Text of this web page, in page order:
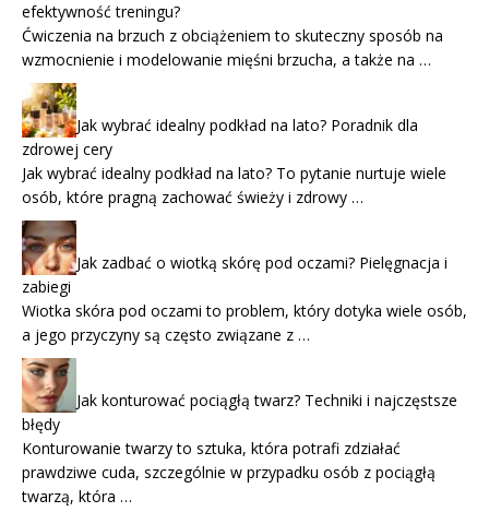
efektywność treningu?
Ćwiczenia na brzuch z obciążeniem to skuteczny sposób na
wzmocnienie i modelowanie mięśni brzucha, a także na …
Jak wybrać idealny podkład na lato? Poradnik dla
zdrowej cery
Jak wybrać idealny podkład na lato? To pytanie nurtuje wiele
osób, które pragną zachować świeży i zdrowy …
Jak zadbać o wiotką skórę pod oczami? Pielęgnacja i
zabiegi
Wiotka skóra pod oczami to problem, który dotyka wiele osób,
a jego przyczyny są często związane z …
Jak konturować pociągłą twarz? Techniki i najczęstsze
błędy
Konturowanie twarzy to sztuka, która potrafi zdziałać
prawdziwe cuda, szczególnie w przypadku osób z pociągłą
twarzą, która …